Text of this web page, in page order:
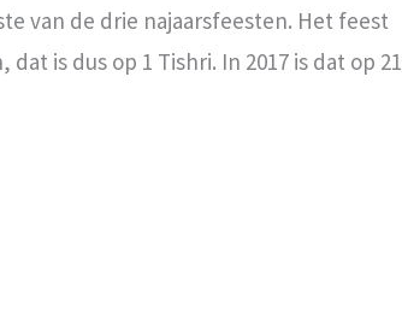
van de drie najaarsfeesten. Het feest
is dus op 1 Tishri. In 2017 is dat op 21